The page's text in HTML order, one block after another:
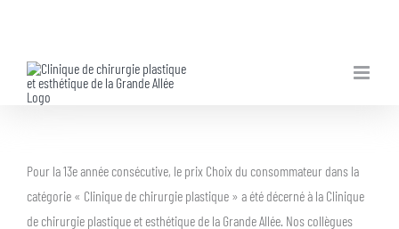
content
Pour la 13e année consécutive, le prix Choix du consommateur dans la
catégorie « Clinique de chirurgie plastique » a été décerné à la Clinique
de chirurgie plastique et esthétique de la Grande Allée. Nos collègues